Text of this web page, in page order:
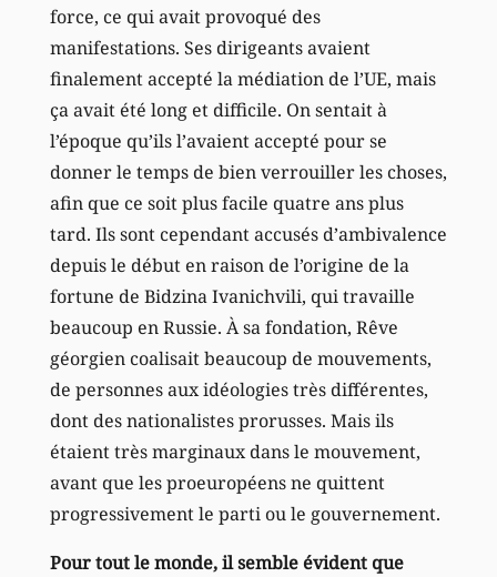
force, ce qui avait provoqué des
manifestations. Ses dirigeants avaient
finalement accepté la médiation de l’UE, mais
ça avait été long et difficile. On sentait à
l’époque qu’ils l’avaient accepté pour se
donner le temps de bien verrouiller les choses,
afin que ce soit plus facile quatre ans plus
tard. Ils sont cependant accusés d’ambivalence
depuis le début en raison de l’origine de la
fortune de Bidzina Ivanichvili, qui travaille
beaucoup en Russie. À sa fondation, Rêve
géorgien coalisait beaucoup de mouvements,
de personnes aux idéologies très différentes,
dont des nationalistes prorusses. Mais ils
étaient très marginaux dans le mouvement,
avant que les proeuropéens ne quittent
progressivement le parti ou le gouvernement.
Pour tout le monde, il semble évident que